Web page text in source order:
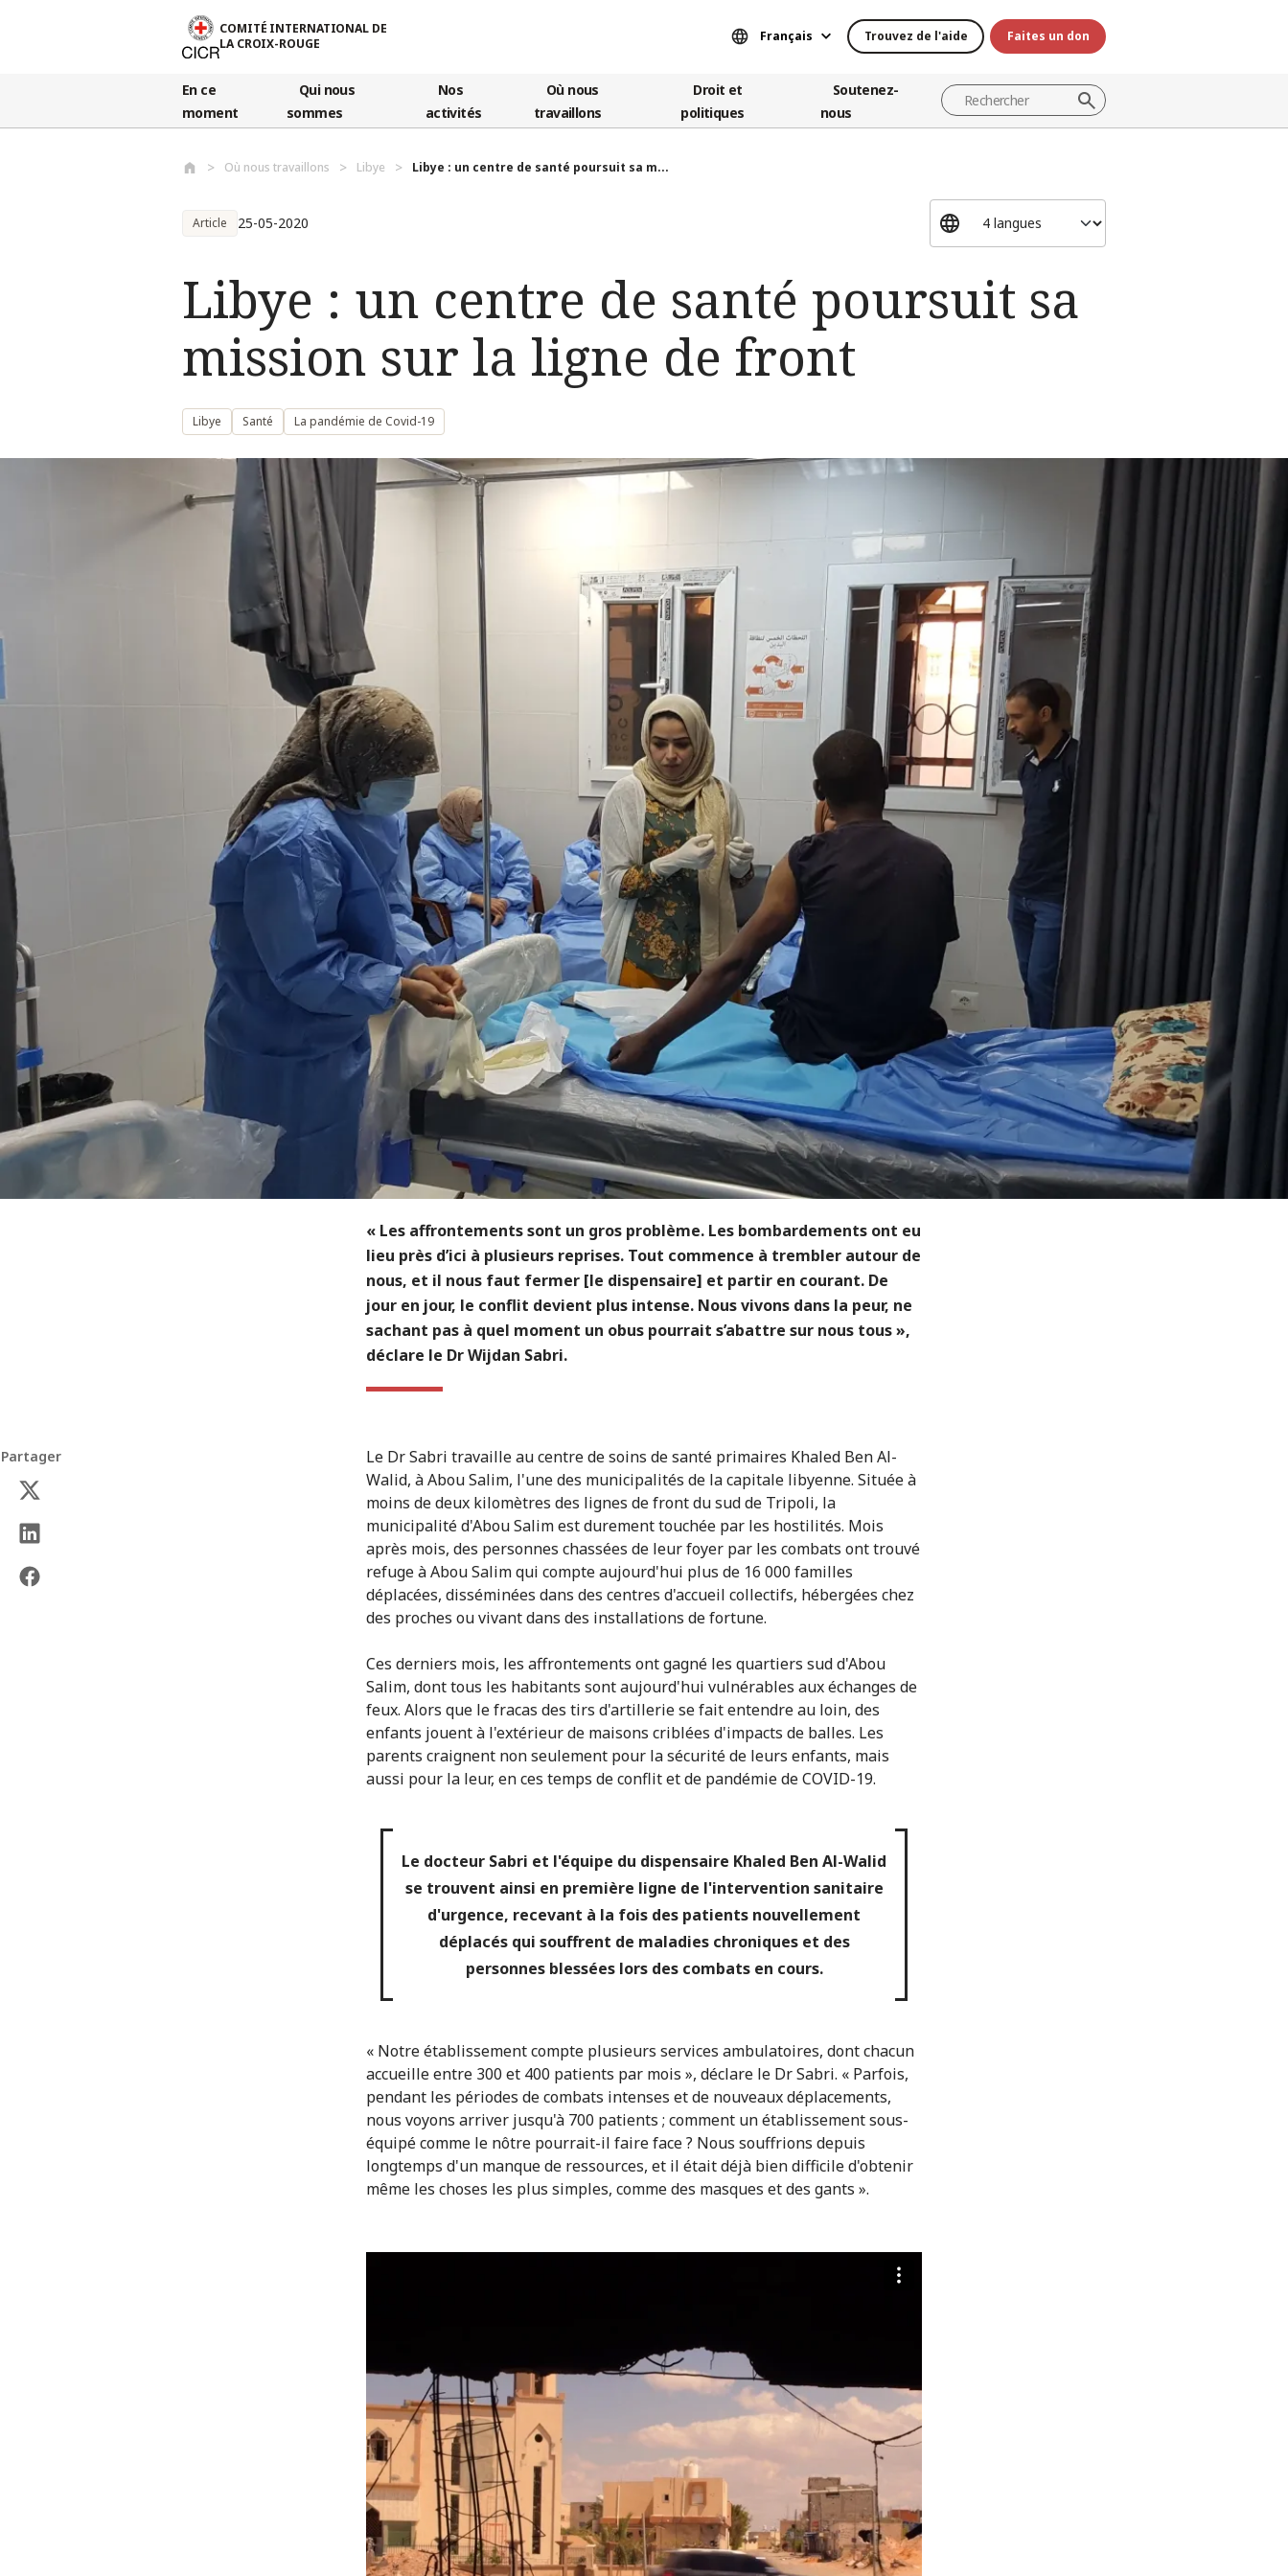
COMITÉ INTERNATIONAL DE
LA CROIX-ROUGE
Français Trouvez de l'aide Faites un don
En ce
moment
Qui nous
sommes
Nos
activités
Où nous
travaillons
Droit et
politiques
Soutenez-
nous
Où nous travaillons Libye Libye : un centre de santé poursuit sa m...
Article 25-05-2020
Libye : un centre de santé poursuit sa
mission sur la ligne de front
Libye Santé La pandémie de Covid-19
« Les affrontements sont un gros problème. Les bombardements ont eu
lieu près d’ici à plusieurs reprises. Tout commence à trembler autour de
nous, et il nous faut fermer [le dispensaire] et partir en courant. De
jour en jour, le conflit devient plus intense. Nous vivons dans la peur, ne
sachant pas à quel moment un obus pourrait s’abattre sur nous tous »,
déclare le Dr Wijdan Sabri.
Partager
Le Dr Sabri travaille au centre de soins de santé primaires Khaled Ben Al-
Walid, à Abou Salim, l'une des municipalités de la capitale libyenne. Située à
moins de deux kilomètres des lignes de front du sud de Tripoli, la
municipalité d'Abou Salim est durement touchée par les hostilités. Mois
après mois, des personnes chassées de leur foyer par les combats ont trouvé
refuge à Abou Salim qui compte aujourd'hui plus de 16 000 familles
déplacées, disséminées dans des centres d'accueil collectifs, hébergées chez
des proches ou vivant dans des installations de fortune.
Ces derniers mois, les affrontements ont gagné les quartiers sud d'Abou
Salim, dont tous les habitants sont aujourd'hui vulnérables aux échanges de
feux. Alors que le fracas des tirs d'artillerie se fait entendre au loin, des
enfants jouent à l'extérieur de maisons criblées d'impacts de balles. Les
parents craignent non seulement pour la sécurité de leurs enfants, mais
aussi pour la leur, en ces temps de conflit et de pandémie de COVID-19.
Le docteur Sabri et l'équipe du dispensaire Khaled Ben Al-Walid
se trouvent ainsi en première ligne de l'intervention sanitaire
d'urgence, recevant à la fois des patients nouvellement
déplacés qui souffrent de maladies chroniques et des
personnes blessées lors des combats en cours.
« Notre établissement compte plusieurs services ambulatoires, dont chacun
accueille entre 300 et 400 patients par mois », déclare le Dr Sabri. « Parfois,
pendant les périodes de combats intenses et de nouveaux déplacements,
nous voyons arriver jusqu'à 700 patients ; comment un établissement sous-
équipé comme le nôtre pourrait-il faire face ? Nous souffrions depuis
longtemps d'un manque de ressources, et il était déjà bien difficile d'obtenir
même les choses les plus simples, comme des masques et des gants ».